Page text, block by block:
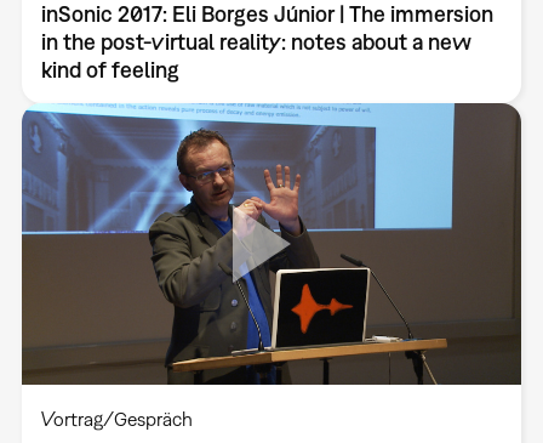
inSonic 2017: Eli Borges Júnior | The immersion
in the post-virtual reality: notes about a new
kind of feeling
Vortrag/Gespräch